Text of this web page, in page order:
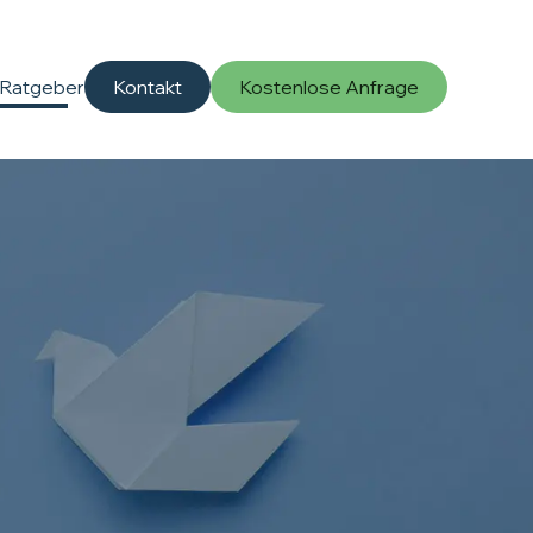
Ratgeber Kontakt Kostenlose Anfrage